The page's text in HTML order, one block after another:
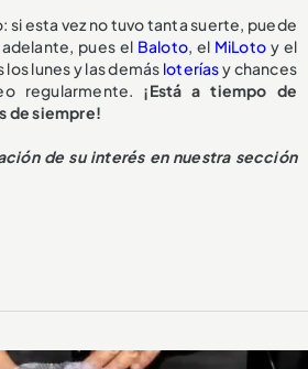
si esta vez no tuvo tanta suerte, puede
pues el Baloto, el MiLoto y el
lunes y las demás loteríasy chances
regularmente. ¡Está a tiempo de
de siempre!
de su interés en nuestra sección